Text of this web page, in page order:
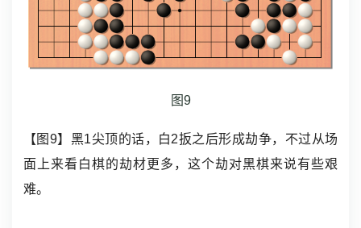
图9
【图9】黑1尖顶的话，白2扳之后形成劫争，不过从场
面上来看白棋的劫材更多，这个劫对黑棋来说有些艰
难。